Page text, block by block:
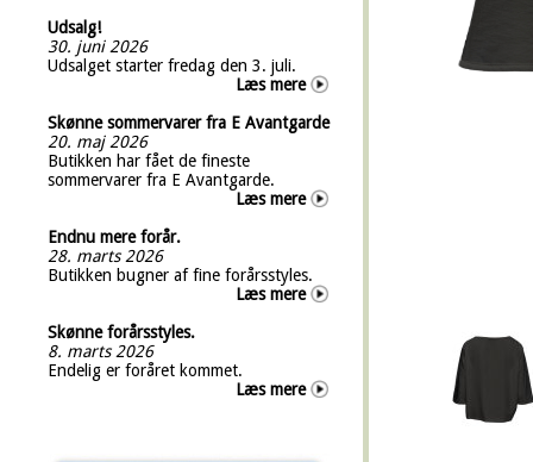
Udsalg!
30. juni 2026
Udsalget starter fredag den 3. juli.
Læs mere
Skønne sommervarer fra E Avantgarde
20. maj 2026
Butikken har fået de fineste
sommervarer fra E Avantgarde.
Læs mere
Endnu mere forår.
28. marts 2026
Butikken bugner af fine forårsstyles.
Læs mere
Skønne forårsstyles.
8. marts 2026
Endelig er foråret kommet.
Læs mere